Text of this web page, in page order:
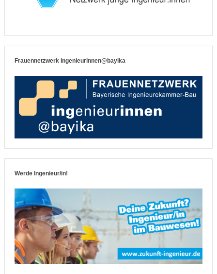
Frauennetzwerk ingenieurinnen@bayika
Werde Ingenieur/in!